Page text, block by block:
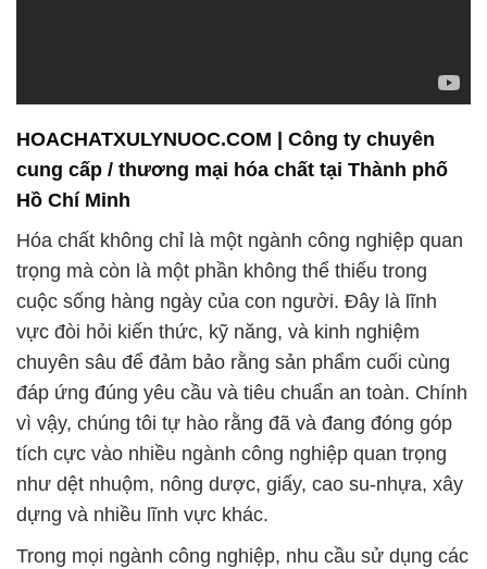
HOACHATXULYNUOC.COM | Công ty chuyên
cung cấp / thương mại hóa chất tại Thành phố
Hồ Chí Minh
Hóa chất không chỉ là một ngành công nghiệp quan
trọng mà còn là một phần không thể thiếu trong
cuộc sống hàng ngày của con người. Đây là lĩnh
vực đòi hỏi kiến thức, kỹ năng, và kinh nghiệm
chuyên sâu để đảm bảo rằng sản phẩm cuối cùng
đáp ứng đúng yêu cầu và tiêu chuẩn an toàn. Chính
vì vậy, chúng tôi tự hào rằng đã và đang đóng góp
tích cực vào nhiều ngành công nghiệp quan trọng
như dệt nhuộm, nông dược, giấy, cao su-nhựa, xây
dựng và nhiều lĩnh vực khác.
Trong mọi ngành công nghiệp, nhu cầu sử dụng các